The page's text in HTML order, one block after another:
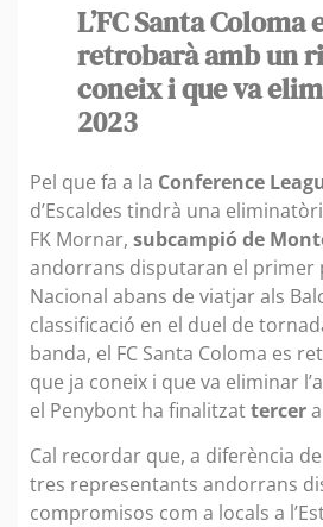
L’FC Santa Coloma
retrobarà amb un
coneix i que va
2023
Pel que fa a la Conference
d’Escaldes tindrà una
FK Mornar, subcampió de
andorrans disputaran el primer
Nacional abans de viatjar als
classificació en el duel de
banda, el FC Santa Coloma es
que ja coneix i que va eliminar
el Penybont ha finalitzattercera
Cal recordar que, a diferència de
tres representants andorrans
compromisos com a locals a